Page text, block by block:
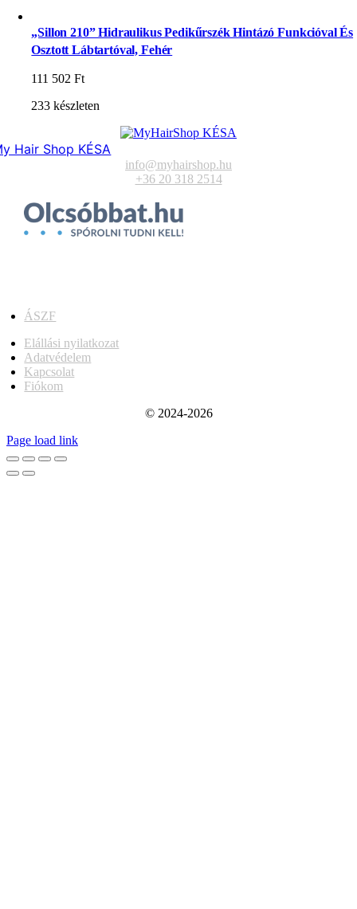
„Sillon 210” Hidraulikus Pedikűrszék Hintázó Funkcióval És
Osztott Lábtartóval, Fehér
111 502Ft
233 készleten
Hair Shop KÉSA
info@myhairshop.hu
+36 20 318 2514
ÁSZF
Elállási nyilatkozat
Adatvédelem
Kapcsolat
Fiókom
© 2024-2026
Page load link